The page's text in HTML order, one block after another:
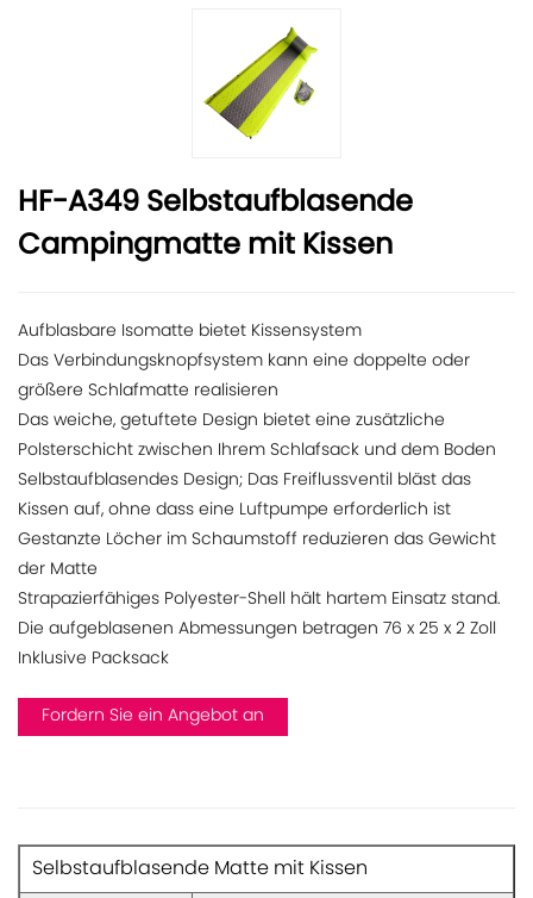
HF-A349 Selbstaufblasende
Campingmatte mit Kissen
Aufblasbare Isomatte bietet Kissensystem
Das Verbindungsknopfsystem kann eine doppelte oder
größere Schlafmatte realisieren
Das weiche, getuftete Design bietet eine zusätzliche
Polsterschicht zwischen Ihrem Schlafsack und dem Boden
Selbstaufblasendes Design; Das Freiflussventil bläst das
Kissen auf, ohne dass eine Luftpumpe erforderlich ist
Gestanzte Löcher im Schaumstoff reduzieren das Gewicht
der Matte
Strapazierfähiges Polyester-Shell hält hartem Einsatz stand.
Die aufgeblasenen Abmessungen betragen 76 x 25 x 2 Zoll
Inklusive Packsack
Fordern Sie ein Angebot an
Selbstaufblasende Matte mit Kissen